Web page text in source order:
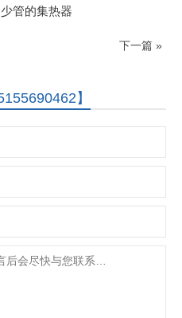
管的集热器
下一篇 »
】